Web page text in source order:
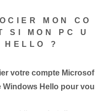
MON CO
SI MON PC U
HELLO ?
votre compte Microsof
Windows Hello pour vou